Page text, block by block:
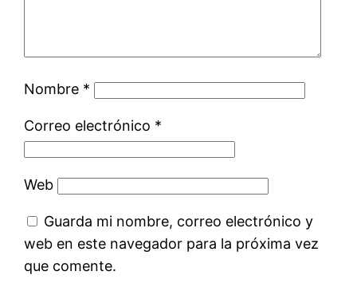
Nombre *
Correo electrónico *
Web
Guarda mi nombre, correo electrónico y
web en este navegador para la próxima vez
que comente.